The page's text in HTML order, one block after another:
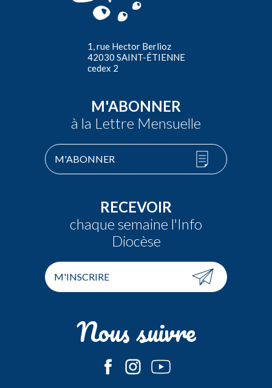
1, rue Hector Berlioz
42030 SAINT-ÉTIENNE
cedex 2
M'ABONNER
à la Lettre Mensuelle
M'ABONNER
RECEVOIR
chaque semaine l'Info
Diocèse
M'INSCRIRE
Nous suivre